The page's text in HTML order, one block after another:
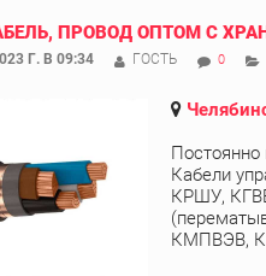
ПРОВОД ОПТОМ С
Г. В 09:34 ГОСТЬ 0
Постоянно
Кабели
КРШУ,
КМПВЭВ,